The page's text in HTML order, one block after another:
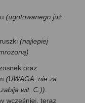
(ugotowanego już
(najlepiej
oraz
(UWAGA: nie za
wit. C:))
wcześniej, teraz